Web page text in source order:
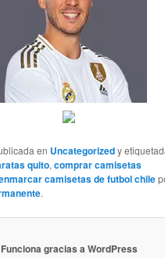
en Uncategorizedy
quito,comprar camisetas
camisetas de futbol chile
.
Funciona gracias a WordPress